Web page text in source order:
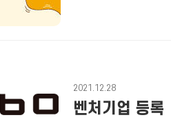
벤처기업 등록
2021.12.28